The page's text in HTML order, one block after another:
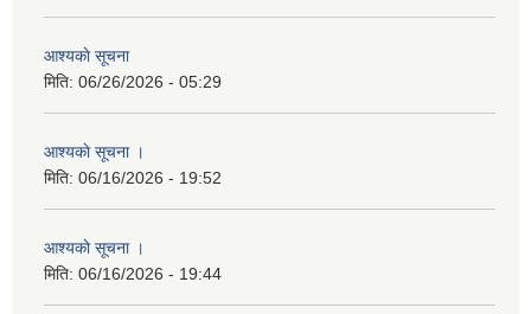
आश्यकाे सूचना
मिति: 06/26/2026 - 05:29
आश्यकाे सूचना ।
मिति: 06/16/2026 - 19:52
आश्यकाे सूचना ।
मिति: 06/16/2026 - 19:44